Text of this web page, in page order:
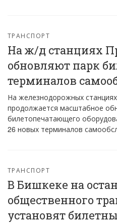
ТРАНСПОРТ
На ж/д станциях
обновляют парк
терминалов
На железнодорожных
продолжается масштабное
билетопечатающего
26 новых терминалов
ТРАНСПОРТ
В Бишкеке на
общественного
установят